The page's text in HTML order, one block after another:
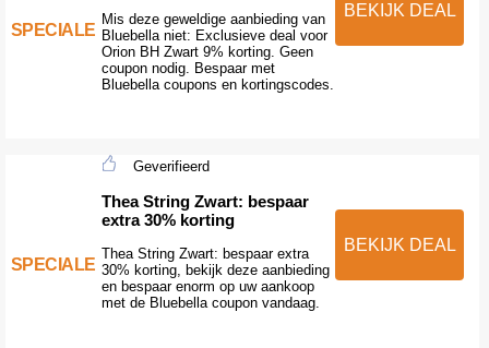
SPECIALE
Mis deze geweldige aanbieding van
Bluebella niet: Exclusieve deal voor
Orion BH Zwart 9% korting. Geen
coupon nodig. Bespaar met
Bluebella coupons en kortingscodes.
BEKIJK DEAL
SPECIALE
Geverifieerd
Thea String Zwart: bespaar
extra 30% korting
Thea String Zwart: bespaar extra
30% korting, bekijk deze aanbieding
en bespaar enorm op uw aankoop
met de Bluebella coupon vandaag.
BEKIJK DEAL